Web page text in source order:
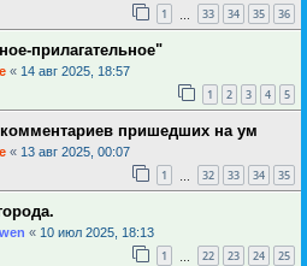
1 33 34 35 36
прилагательное"
« 14 авг 2025, 18:57
1 2 3 4 5
пришедших на ум
« 13 авг 2025, 00:07
1 32 33 34 35
« 10 июл 2025, 18:13
1 22 23 24 25